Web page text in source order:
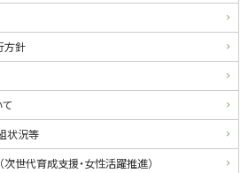
方針
状況等
世代育成支援・女性活躍推進）